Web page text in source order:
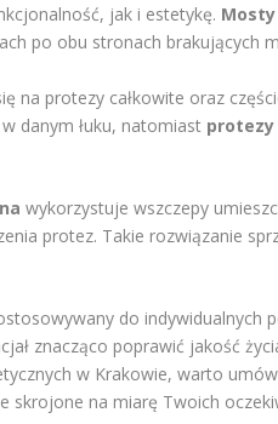
jak i estetykę. Mosty
po obu stronach brakujących
na protezy całkowite oraz
danym łuku, natomiast protezy
wykorzystuje wszczepy
protez. Takie rozwiązanie
do indywidualnych
znacząco poprawić jakość
w Krakowie, warto
skrojone na miarę Twoich